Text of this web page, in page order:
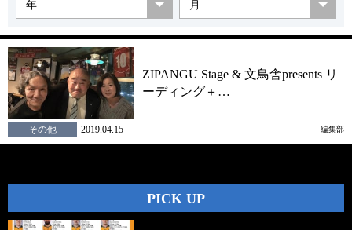
ZIPANGU Stage & 文鳥舎presents リ
ーディング＋…
その他 2019.04.15 編集部
PICK UP